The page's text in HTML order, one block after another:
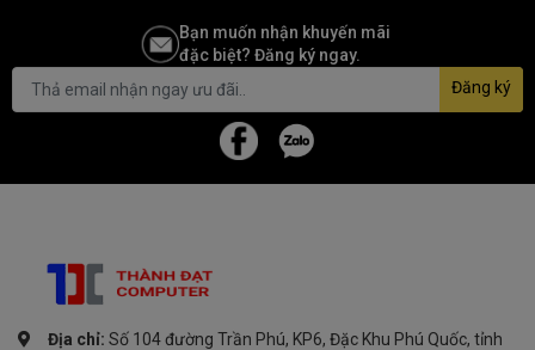
Bạn muốn nhận khuyến mãi
đặc biệt? Đăng ký ngay.
Đăng ký
Địa chỉ: Số 104 đường Trần Phú, KP6, Đặc Khu Phú Quốc, tỉnh